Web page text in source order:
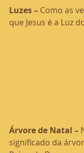
Luzes – Como as
que Jesus é a Luz
Árvore de Natal –
significado da